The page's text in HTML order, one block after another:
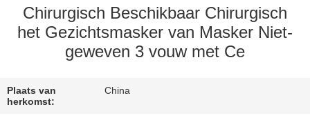
KWALITEITSCONTROLE
CONTACTEER
Chirurgisch Beschikbaar Chirurgisch
het Gezichtsmasker van Masker Niet-
geweven 3 vouw met Ce
Plaats van
herkomst:
China